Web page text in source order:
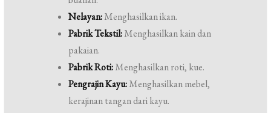
Nelayan:Menghasilkan ikan.
Pabrik Tekstil:Menghasilkan kain dan
pakaian.
Pabrik Roti:Menghasilkan roti, kue.
Pengrajin Kayu:Menghasilkan mebel,
kerajinan tangan dari kayu.